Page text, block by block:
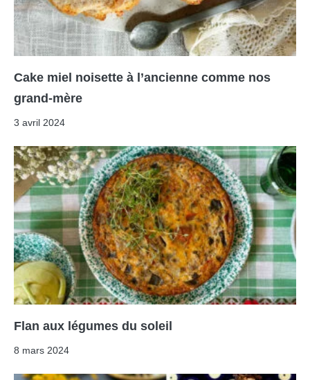
Cake miel noisette à l’ancienne comme nos
grand-mère
3 avril 2024
Flan aux légumes du soleil
8 mars 2024